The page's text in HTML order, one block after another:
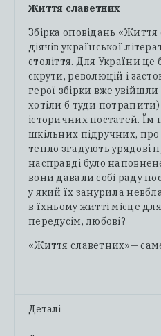
Життя славетних
Збірка оповідань
діячів української
століття. Для України це
скрути, революцій і
герої збірки вже
хотіли б туди
історичних постатей. Їм
шкільних підручних, про
тепло згадують урядові
насправді було
вони давали собі раду
у який їх занурила
в їхньому житті місце для
передусім, любові?
«Життя славетних»—
Деталі